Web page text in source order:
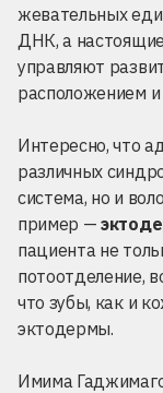
жевательных
ДНК, а
управляют
расположением
Интересно, что
различных
система, но и
пример —
пациента не
потоотделение,
что зубы, как и
эктодермы.
Имима